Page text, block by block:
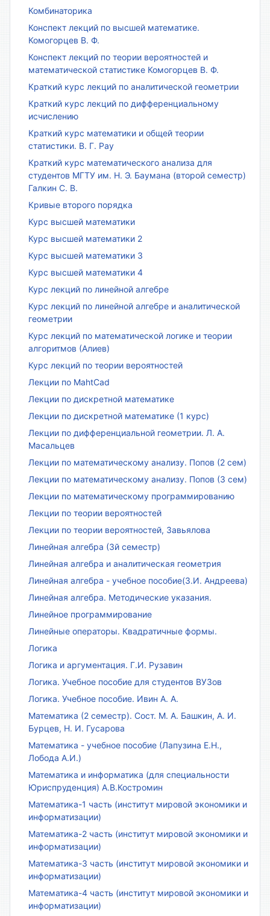
Комбинаторика
Конспект лекций по высшей математике.
Комогорцев В. Ф.
Конспект лекций по теории вероятностей и
математической статистике Комогорцев В. Ф.
Краткий курс лекций по аналитической геометрии
Краткий курс лекций по дифференциальному
исчислению
Краткий курс математики и общей теории
статистики. В. Г. Рау
Краткий курс математического анализа для
студентов МГТУ им. Н. Э. Баумана (второй семестр)
Галкин С. В.
Кривые второго порядка
Курс высшей математики
Курс высшей математики 2
Курс высшей математики 3
Курс высшей математики 4
Курс лекций по линейной алгебре
Курс лекций по линейной алгебре и аналитической
геометрии
Курс лекций по математической логике и теории
алгоритмов (Алиев)
Курс лекций по теории вероятностей
Лекции по MahtCad
Лекции по дискретной математике
Лекции по дискретной математике (1 курс)
Лекции по дифференциальной геометрии. Л. А.
Масальцев
Лекции по математическому анализу. Попов (2 сем)
Лекции по математическому анализу. Попов (3 сем)
Лекции по математическому программированию
Лекции по теории вероятностей
Лекции по теории вероятностей, Завьялова
Линейная алгебра (3й семестр)
Линейная алгебра и аналитическая геометрия
Линейная алгебра - учебное пособие(З.И. Андреева)
Линейная алгебра. Методические указания.
Линейное программирование
Линейные операторы. Квадратичные формы.
Логика
Логика и аргументация. Г.И. Рузавин
Логика. Учебное пособие для студентов ВУЗов
Логика. Учебное пособие. Ивин А. А.
Математика (2 семестр). Сост. М. А. Башкин, А. И.
Бурцев, Н. И. Гусарова
Математика - учебное пособие (Лапузина Е.Н.,
Лобода А.И.)
Математика и информатика (для специальности
Юриспруденция) А.В.Костромин
Математика-1 часть (институт мировой экономики и
информатизации)
Математика-2 часть (институт мировой экономики и
информатизации)
Математика-3 часть (институт мировой экономики и
информатизации)
Математика-4 часть (институт мировой экономики и
информатизации)